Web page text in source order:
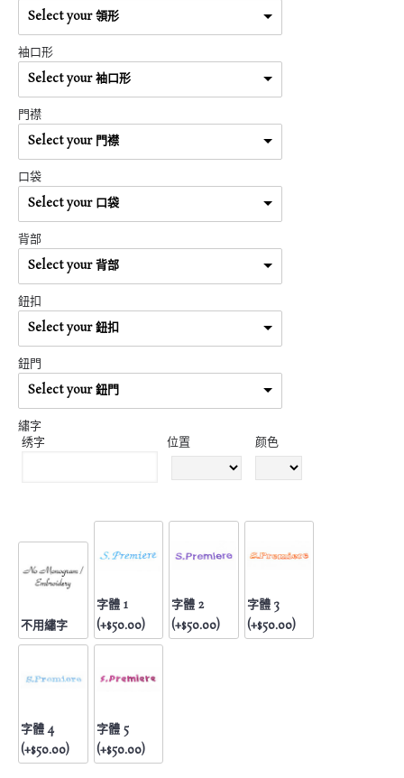
Select your 領形
袖口形
Select your 袖口形
門襟
Select your 門襟
口袋
Select your 口袋
背部
Select your 背部
鈕扣
Select your 鈕扣
鈕門
Select your 鈕門
繡字
绣字
位置 颜色
不用繡字
字體 1
(+$50.00)
字體 2
(+$50.00)
字體 3
(+$50.00)
字體 4
(+$50.00)
字體 5
(+$50.00)